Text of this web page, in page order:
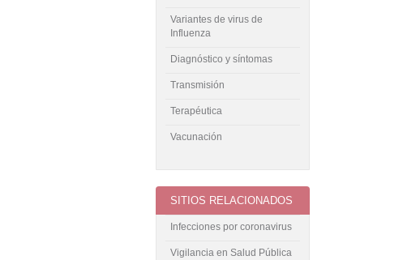
Variantes de virus de
Influenza
Diagnóstico y síntomas
Transmisión
Terapéutica
Vacunación
SITIOS RELACIONADOS
Infecciones por coronavirus
Vigilancia en Salud Pública